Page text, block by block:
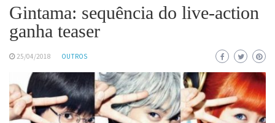
Gintama: sequência do live-action
ganha teaser
25/04/2018 OUTROS